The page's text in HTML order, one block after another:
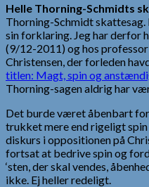
Helle Thorning-Schmidts
Thorning-Schmidt
sin forklaring. Jeg har derfor
(9/12-2011) og hos
Christensen, der forleden
titlen: Magt, spin og
Thorning-sagen aldrig har
Det burde været åbenbart for
trukket mere end rigeligt
diskurs i oppositionen på
fortsat at bedrive spin og
‘sten, der skal vendes,
ikke. Ej heller redeligt.